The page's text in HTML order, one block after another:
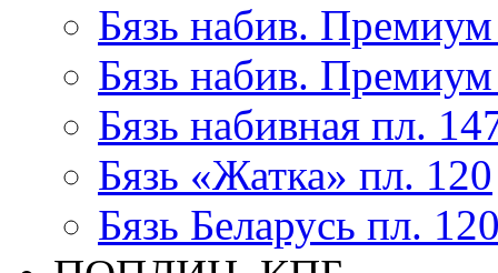
Бязь набив.
Бязь набив.
Бязь набивная пл.
Бязь «Жатка» пл. 120
Бязь Беларусь пл.